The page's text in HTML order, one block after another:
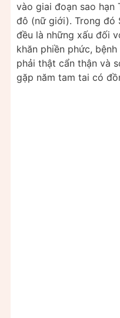
vào giai đoạn sao hạn
đô (nữ giới). Trong đó
đều là những xấu đối
khăn phiền phức,
phải thật cẩn thận và
gặp năm tam tai có